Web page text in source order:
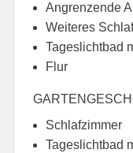
Angrenzende
Weiteres
Tageslichtbad
Flur
Schlafzimmer
Tageslichtbad